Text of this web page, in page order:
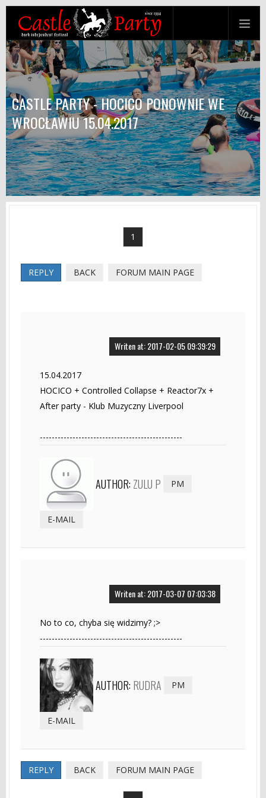
CASTLE PARTY - HOCICO PONOWNIE WE
WROCŁAWIU 15.04.2017
1
REPLY BACK FORUM MAIN PAGE
Writen at: 2017-02-05 09:39:29
15.04.2017
HOCICO + Controlled Collapse + Reactor7x +
After party - Klub Muzyczny Liverpool
------------------------------------------------
AUTHOR: ZULU P PM
E-MAIL
Writen at: 2017-03-07 07:03:38
No to co, chyba się widzimy? ;>
------------------------------------------------
AUTHOR: RUDRA PM
E-MAIL
REPLY BACK FORUM MAIN PAGE